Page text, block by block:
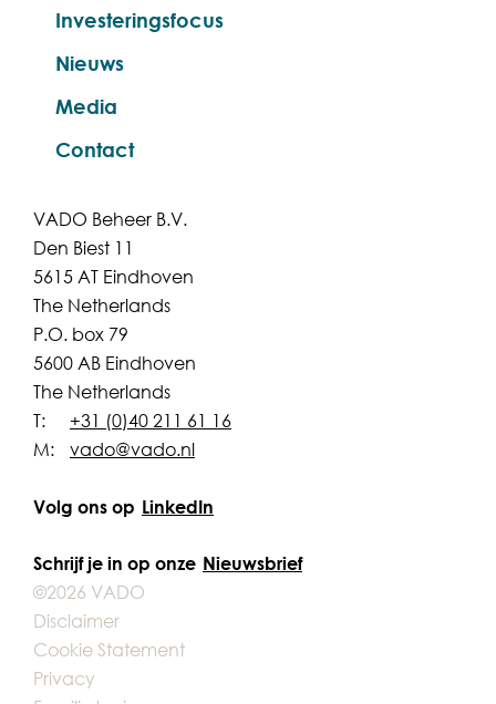
Investeringsfocus
Nieuws
Media
Contact
VADO Beheer B.V.
Den Biest 11
5615 AT Eindhoven
The Netherlands
P.O. box 79
5600 AB Eindhoven
The Netherlands
T: +31 (0)40 211 61 16
M: vado@vado.nl
Volg ons op LinkedIn
Schrijf je in op onze Nieuwsbrief
©2026 VADO
Disclaimer
Cookie Statement
Privacy